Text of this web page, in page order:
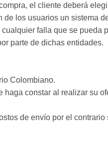
el cliente deberá
los usuarios un sistema
falla que se
parte de dichas entidades.
Colombiano.
constar al realizar su
de envío por el